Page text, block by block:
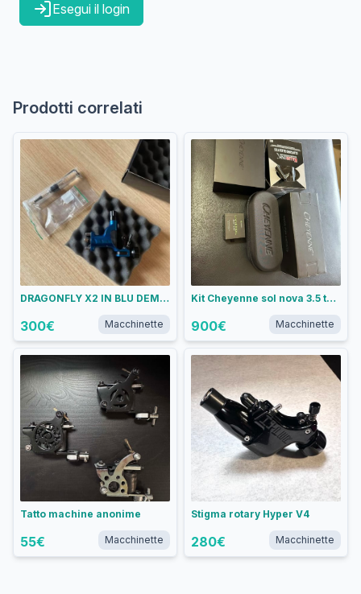
Esegui il login
Prodotti correlati
DRAGONFLY X2 IN BLU DEMONIACO USATA POCHISSIME VOLTE
300€ Macchinette
Kit Cheyenne sol nova 3.5 tattoo machine+alimentatore+batteria critical
900€ Macchinette
Tatto machine anonime
55€ Macchinette
Stigma rotary Hyper V4
280€ Macchinette